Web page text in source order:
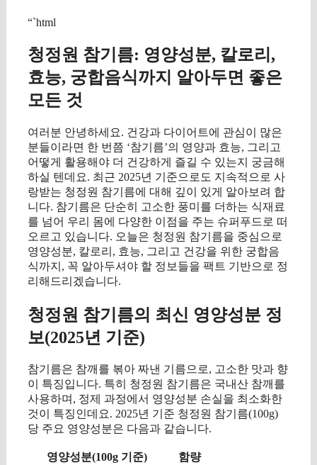
“`html
청정원 참기름: 영양성분, 칼로리,
효능, 궁합음식까지 알아두면 좋은
모든 것
여러분 안녕하세요. 건강과 다이어트에 관심이 많은
분들이라면 한 번쯤 ‘참기름’의 영양과 효능, 그리고
어떻게 활용해야 더 건강하게 즐길 수 있는지 궁금해
하실 텐데요. 최근 2025년 기준으로도 지속적으로 사
랑받는 청정원 참기름에 대해 깊이 있게 알아보려 합
니다. 참기름은 단순히 고소한 풍미를 더하는 식재료
를 넘어 우리 몸에 다양한 이점을 주는 슈퍼푸드로 떠
오르고 있습니다. 오늘은 청정원 참기름을 중심으로
영양성분, 칼로리, 효능, 그리고 건강을 위한 궁합음
식까지, 꼭 알아두셔야 할 정보들을 팩트 기반으로 정
리해드리겠습니다.
청정원 참기름의 최신 영양성분 정
보(2025년 기준)
참기름은 참깨를 볶아 짜낸 기름으로, 고소한 맛과 향
이 특징입니다. 특히 청정원 참기름은 국내산 참깨를
사용하며, 정제 과정에서 영양성분 손실을 최소화한
것이 특징인데요. 2025년 기준 청정원 참기름(100g)
당 주요 영양성분은 다음과 같습니다.
영양성분(100g 기준)
함량